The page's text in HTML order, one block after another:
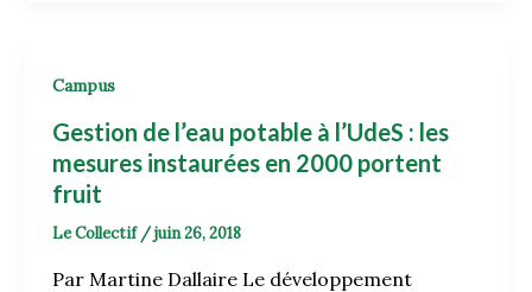
Campus
Gestion de l’eau potable à l’UdeS : les
mesures instaurées en 2000 portent
fruit
Le Collectif /juin 26, 2018
Par Martine Dallaire Le développement